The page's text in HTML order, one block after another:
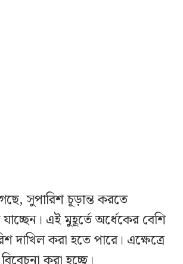
সুপারিশ চূড়ান্ত করতে
এই মুহূর্তে অর্ধেকের বেশি
দাখিল করা হতে পারে। এক্ষেত্রে